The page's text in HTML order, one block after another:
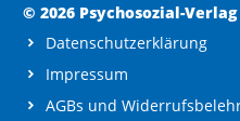
© 2026 Psychosozial-Verlag
Datenschutzerklärung
Impressum
AGBs und